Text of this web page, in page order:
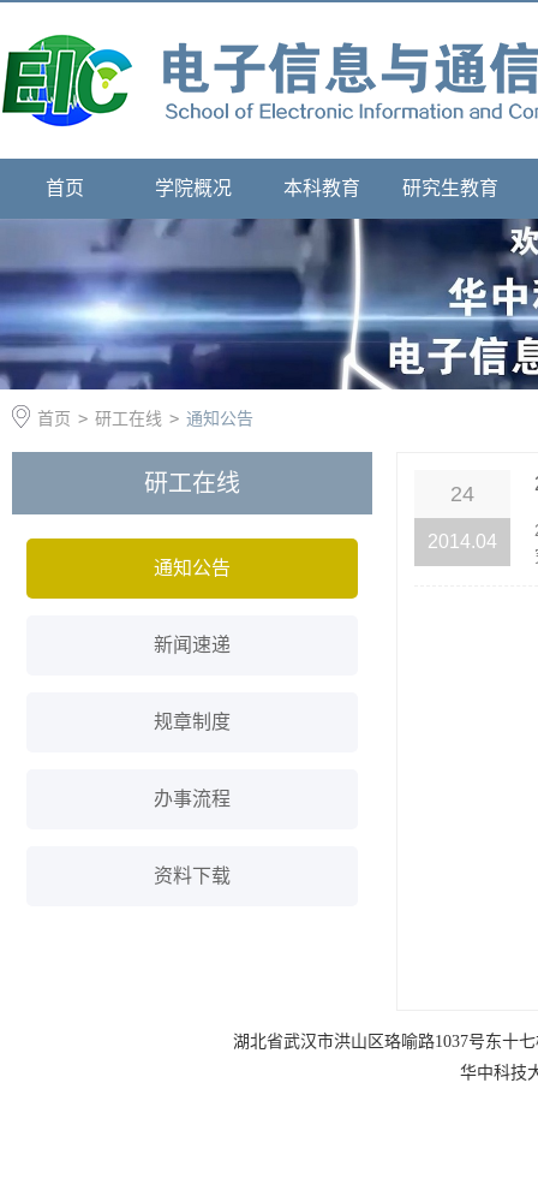
首页 学院概况 本科教育 研究生教育
首页 > 研工在线 > 通知公告
研工在线
通知公告
新闻速递
规章制度
办事流程
资料下载
24
2014.04
湖北省武汉市洪山区珞喻路1037号东十
华中科技